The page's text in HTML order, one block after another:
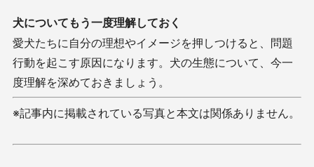
犬についてもう一度理解しておく
愛犬たちに自分の理想やイメージを押しつけると、問題
行動を起こす原因になります。犬の生態について、今一
度理解を深めておきましょう。
※記事内に掲載されている写真と本文は関係ありません。